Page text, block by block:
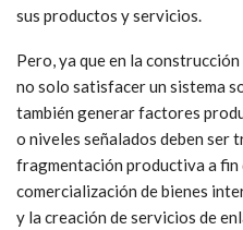
sus productos y servicios.
Pero, ya que en la
no solo satisfacer un sistema
también generar factores
o niveles señalados deben ser
fragmentación productiva a
comercialización de bienes
y la creación de servicios de